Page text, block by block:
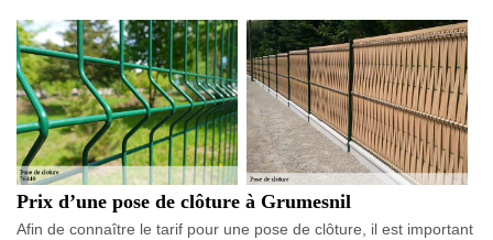
Prix d’une pose de clôture à Grumesnil
Afin de connaître le tarif pour une pose de clôture, il est important